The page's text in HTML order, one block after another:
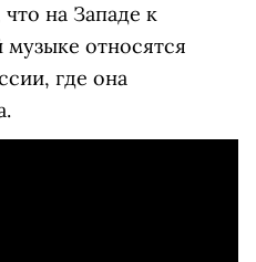
на Западе к
относятся
где она